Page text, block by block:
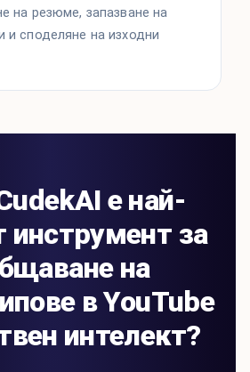
на резюме, запазване на
и споделяне на изходни
е най-
инструмент за
на
в YouTube
интелект?